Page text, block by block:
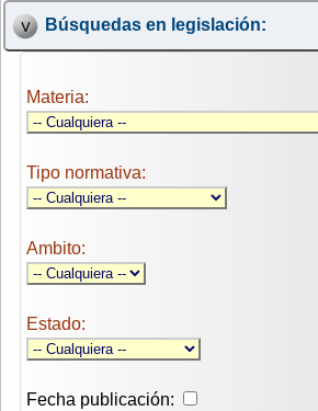
Búsquedas en legislación:
Materia:
Tipo normativa:
Ambito:
Estado:
Fecha publicación: